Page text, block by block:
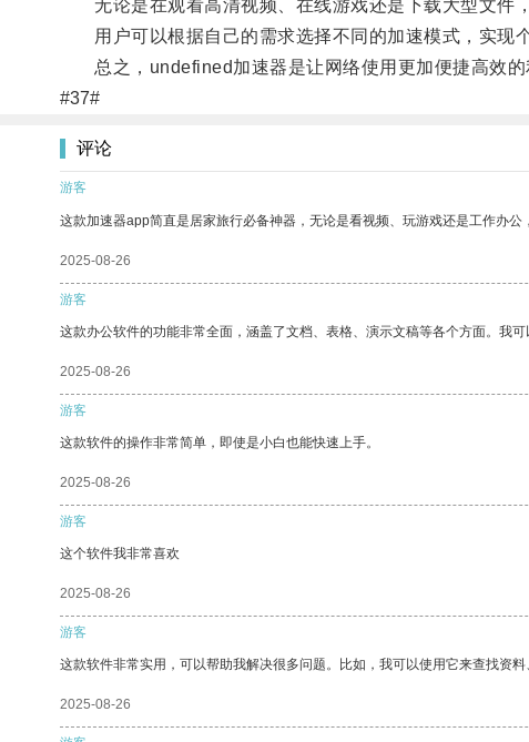
无论是在观看高清视频、在线游戏还是下载大型文件
用户可以根据自己的需求选择不同的加速模式，实现个
总之，undefined加速器是让网络使用更加便捷高效的
#37#
评论
游客
这款加速器app简直是居家旅行必备神器，无论是看视频、玩游戏还是工作办公
2025-08-26
游客
这款办公软件的功能非常全面，涵盖了文档、表格、演示文稿等各个方面。我
2025-08-26
游客
这款软件的操作非常简单，即使是小白也能快速上手。
2025-08-26
游客
这个软件我非常喜欢
2025-08-26
游客
这款软件非常实用，可以帮助我解决很多问题。比如，我可以使用它来查找资料
2025-08-26